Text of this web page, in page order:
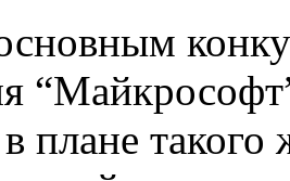
плане такого